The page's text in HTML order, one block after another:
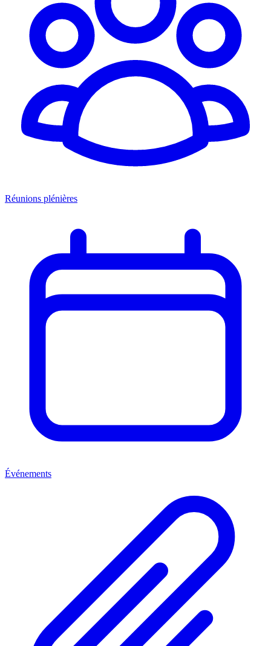
Réunions plénières
Événements